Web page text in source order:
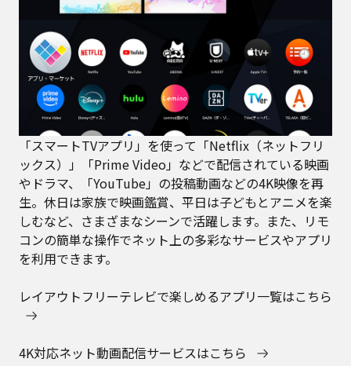
「スマートTVアプリ」を使って「Netflix（ネットフリ
ックス）」「Prime Video」などで配信されている映画
やドラマ、「YouTube」の投稿動画などの4K映像を再
生。休日は家族で映画鑑賞、平日は子どもとアニメを楽
しむなど、さまざまなシーンで活躍します。また、リモ
コンの簡単な操作でネット上の多彩なサービスやアプリ
を利用できます。
レイアウトフリーテレビで楽しめるアプリ一覧はこちら
4K対応ネット動画配信サービスはこちら